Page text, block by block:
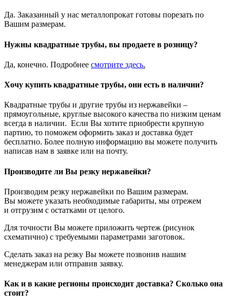
Да. Заказанный у нас металлопрокат готовы порезать по
Вашим размерам.
Нужны квадратные трубы, вы продаете в розницу?
Да, конечно. Подробнее смотрите здесь.
Хочу купить квадратные трубы, они есть в наличии?
Квадратные трубы и другие трубы из нержавейки –
прямоугольные, круглые высокого качества по низким ценам
всегда в наличии. Если Вы хотите приобрести крупную
партию, то поможем оформить заказ и доставка будет
бесплатно. Более полную информацию вы можете получить
написав нам в заявке или на почту.
Производите ли Вы резку нержавейки?
Производим резку нержавейки по Вашим размерам.
Вы можете указать необходимые габариты, мы отрежем
и отгрузим с остатками от целого.
Для точности Вы можете приложить чертеж (рисунок
схематично) с требуемыми параметрами заготовок.
Сделать заказ на резку Вы можете позвонив нашим
менеджерам или отправив заявку.
Как и в какие регионы происходит доставка? Сколько она
стоит?